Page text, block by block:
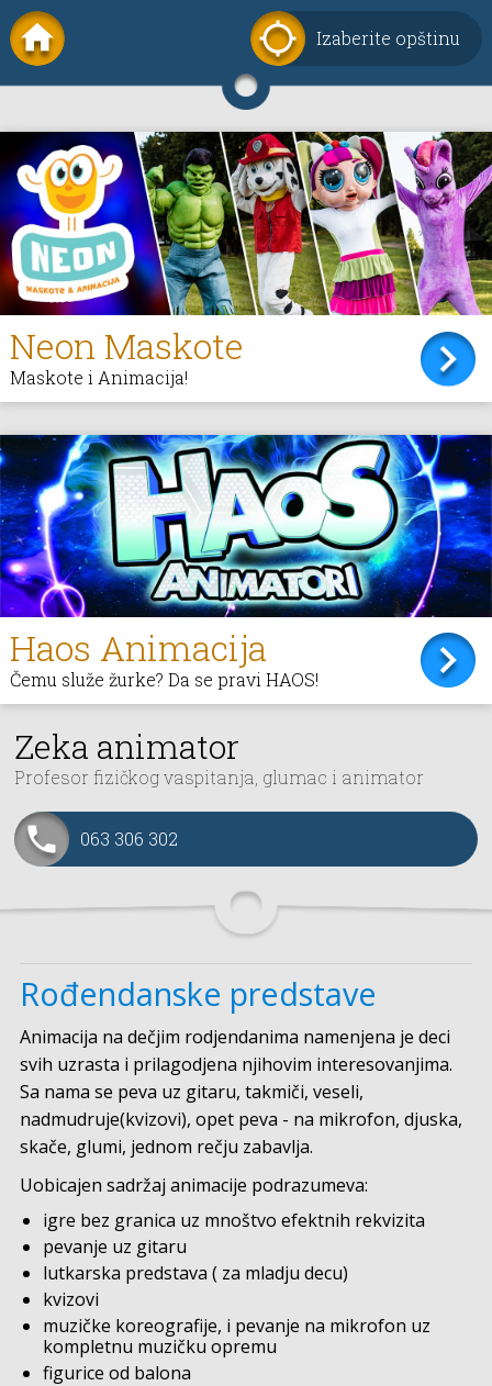
Izaberite opštinu
Neon Maskote
Maskote i Animacija!
Haos Animacija
Čemu služe žurke? Da se pravi HAOS!
Zeka animator
Profesor fizičkog vaspitanja, glumac i animator
063 306 302
Rođendanske predstave
Animacija na dečjim rodjendanima namenjena je deci
svih uzrasta i prilagodjena njihovim interesovanjima.
Sa nama se peva uz gitaru, takmiči, veseli,
nadmudruje(kvizovi), opet peva - na mikrofon, djuska,
skače, glumi, jednom rečju zabavlja.
Uobicajen sadržaj animacije podrazumeva:
igre bez granica uz mnoštvo efektnih rekvizita
pevanje uz gitaru
lutkarska predstava ( za mladju decu)
kvizovi
muzičke koreografije, i pevanje na mikrofon uz
kompletnu muzičku opremu
figurice od balona